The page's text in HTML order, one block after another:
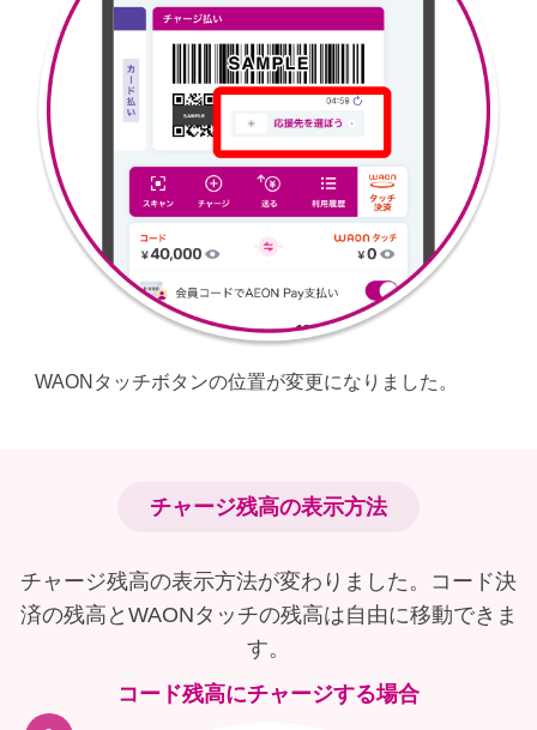
WAONタッチボタンの位置が変更になりました。
チャージ残高の表示方法​
チャージ残高の表示方法が変わりました。コード決
済の残高とWAONタッチの残高は自由に移動できま
す。​
コード残高にチャージする場合​